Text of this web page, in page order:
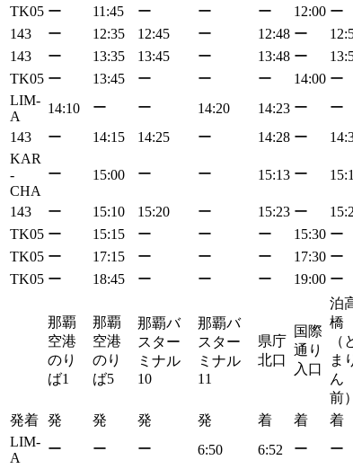
TK05 ー 11:45 ー ー ー 12:00 ー
143
ー 12:35 12:45 ー 12:48 ー
143
ー 13:35 13:45 ー 13:48 ー
TK05 ー 13:45 ー ー ー 14:00 ー
LIM-
A
14:10 ー ー 14:20 14:23 ー ー
143
ー 14:15 14:25 ー 14:28 ー
KAR
-
CHA
ー 15:00 ー ー 15:13 ー
143 ー 15:10 15:20 ー 15:23 ー
TK05 ー 15:15 ー ー ー 15:30 ー
TK05 ー 17:15 ー ー ー 17:30 ー
TK05 ー 18:45 ー ー ー 19:00 ー
那覇
空港
のり
ば1
那覇
空港
のり
ば5
那覇バ
スター
ミナル
10
那覇バ
スター
ミナル
11
県庁
北口
国際
通り
入口
泊
橋
（
ま
ん
前）
発着 発 発 発 発 着 着 着
LIM-
A
ー ー ー 6:50 6:52 ー ー